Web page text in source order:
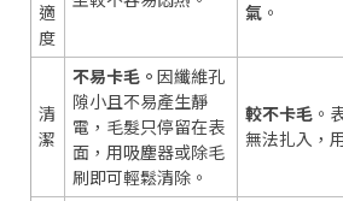
適
度
氣。
清
潔
不易卡毛。 因纖維孔
隙小且不易產生靜
電，毛髮只停留在表
面，用吸塵器或除毛
刷即可輕鬆清除。
較不卡毛。
無法扎入，